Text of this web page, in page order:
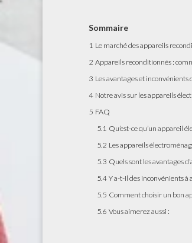
Sommaire
1 Le marché des appareils
2 Appareils reconditionnés :
3 Les avantages et
4 Notre avis sur les appareils
5 FAQ
5.1 Qu’est-ce qu’un appareil
5.2 Les appareils
5.3 Quels sont les avantages
5.4 Y a-t-il des inconvénients à
5.5 Comment choisir un bon
5.6 Vous aimerez aussi :